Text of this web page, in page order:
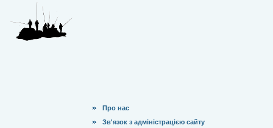
Про нас
Зв'язок з адміністрацією сайту